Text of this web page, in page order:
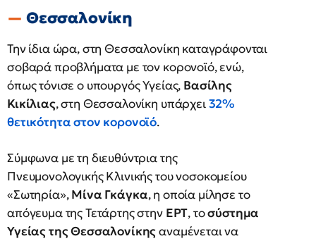
Θεσσαλονίκη
Την ίδια ώρα, στη Θεσσαλονίκη καταγράφονται
σοβαρά προβλήματα με τον κορονοϊό, ενώ,
όπως τόνισε ο υπουργός Υγείας, Βασίλης
Κικίλιας, στη Θεσσαλονίκη υπάρχει32%
θετικότητα στον κορονοϊό.
Σύμφωνα με τη διευθύντρια της
Πνευμονολογικής Κλινικής του νοσοκομείου
«Σωτηρία»,Μίνα Γκάγκα, η οποία μίλησε το
απόγευμα της Τετάρτης στην ΕΡΤ, τοσύστημα
Υγείας της Θεσσαλονίκηςαναμένεται να